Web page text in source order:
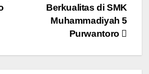
Berkualitas di SMK
Muhammadiyah 5
Purwantoro